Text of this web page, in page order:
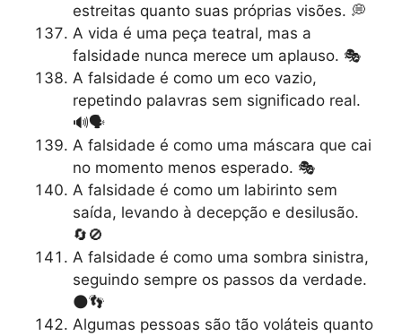
estreitas quanto suas próprias visões. 💭
A vida é uma peça teatral, mas a
falsidade nunca merece um aplauso. 🎭
A falsidade é como um eco vazio,
repetindo palavras sem significado real.
🔊🗣️
A falsidade é como uma máscara que cai
no momento menos esperado. 🎭
A falsidade é como um labirinto sem
saída, levando à decepção e desilusão.
🔄🚫
A falsidade é como uma sombra sinistra,
seguindo sempre os passos da verdade.
🌑👣
Algumas pessoas são tão voláteis quanto